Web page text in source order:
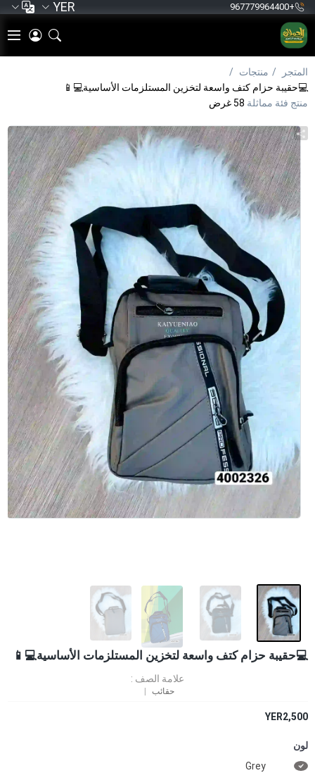
+967779964400
YER
المتجر
منتجات
💻حقيبة حزام كتف واسعة لتخزين المستلزمات الأساسية💻📱
منتج فئة مماثلة 58 غرض
💻حقيبة حزام كتف واسعة لتخزين المستلزمات الأساسية💻📱
علامة الصف :
حقائب
YER2,500
لون
Grey